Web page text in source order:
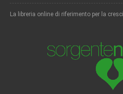
La libreria online di riferimento per la